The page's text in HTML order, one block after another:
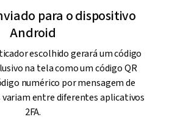
para o dispositivo
Android
escolhido gerará um código
na tela como um código QR
numérico por mensagem de
variam entre diferentes aplicativos
2FA.